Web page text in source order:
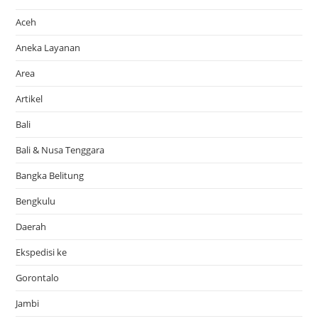
Aceh
Aneka Layanan
Area
Artikel
Bali
Bali & Nusa Tenggara
Bangka Belitung
Bengkulu
Daerah
Ekspedisi ke
Gorontalo
Jambi